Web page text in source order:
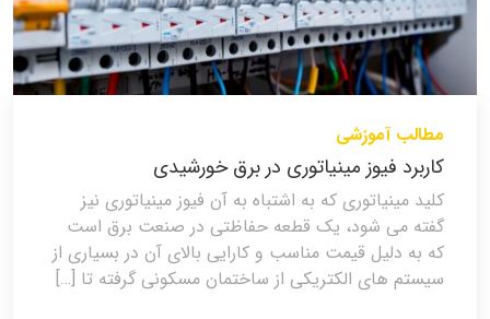
مطالب آموزشی
کاربرد فیوز مینیاتوری در برق خورشیدی
کلید مینیاتوری که به اشتباه به آن فیوز مینیاتوری نیز
گفته می شود، یک قطعه حفاظتی در صنعت برق است
که به دلیل قیمت مناسب و کارایی بالای آن در بسیاری از
سیستم های الکتریکی از ساختمان مسکونی گرفته تا […]